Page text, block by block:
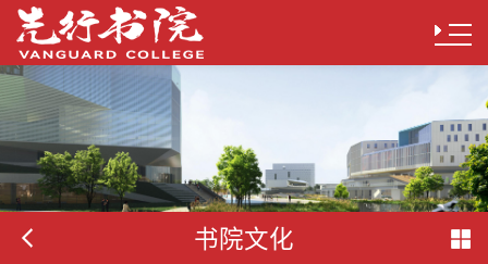
书院文化